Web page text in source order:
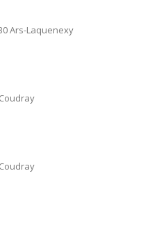
Ars-Laquenexy